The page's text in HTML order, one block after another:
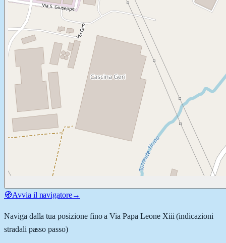
🧭Avvia il navigatore→
Naviga dalla tua posizione fino aVia Papa Leone Xiii (indicazioni
stradali passo passo)